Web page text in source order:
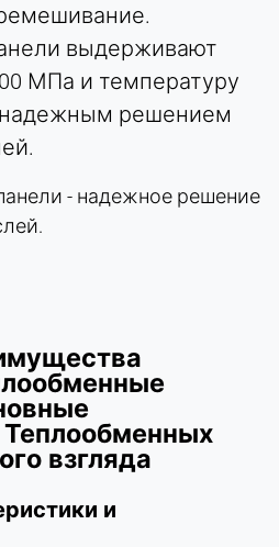
выдерживают
МПа и температуру
надежным решением
- надежное решение
взгляда
и